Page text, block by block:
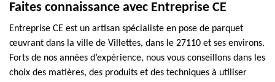
Faites connaissance avec Entreprise CE
Entreprise CE est un artisan spécialiste en pose de parquet
œuvrant dans la ville de Villettes, dans le 27110 et ses environs.
Forts de nos années d’expérience, nous vous conseillons dans les
choix des matières, des produits et des techniques à utiliser